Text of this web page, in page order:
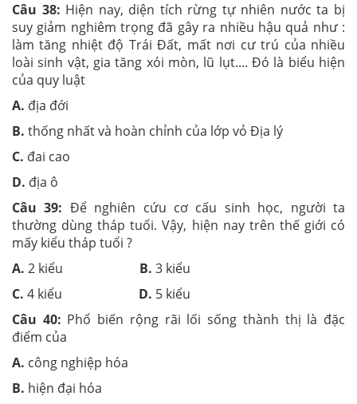
Câu 38: Hiện nay, diện tích rừng tự nhiên nước ta bị
suy giảm nghiêm trọng đã gây ra nhiều hậu quả như :
làm tăng nhiệt độ Trái Đất, mất nơi cư trú của nhiều
loài sinh vật, gia tăng xói mòn, lũ lụt.... Đó là biểu hiện
của quy luật
A. địa đới
B. thống nhất và hoàn chỉnh của lớp vỏ Địa lý
C. đai cao
D. địa ô
Câu 39: Để nghiên cứu cơ cấu sinh học, người ta
thường dùng tháp tuổi. Vậy, hiện nay trên thế giới có
mấy kiểu tháp tuổi ?
A. 2 kiểu B. 3 kiểu
C. 4 kiểu D. 5 kiểu
Câu 40: Phổ biến rộng rãi lối sống thành thị là đặc
điểm của
A. công nghiệp hóa
B. hiện đại hóa